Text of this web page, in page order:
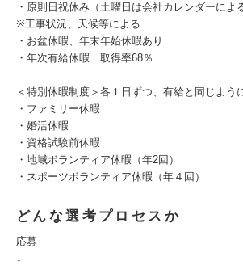
・原則日祝休み（土曜日は会社カレンダーによ
※工事状況、天候等による
・お盆休暇、年末年始休暇あり
・年次有給休暇 取得率68％
＜特別休暇制度＞各１日ずつ、有給と同じよう
・ファミリー休暇
・婚活休暇
・資格試験前休暇
・地域ボランティア休暇（年2回）
・スポーツボランティア休暇（年４回）
どんな選考プロセスか
応募
↓